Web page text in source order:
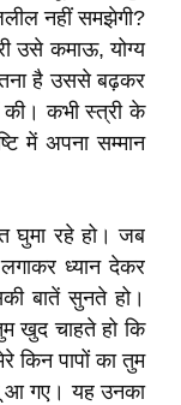
नहीं समझेगी?
उसे कमाऊ, योग्य
है उससे बढ़कर
की। कभी स्त्री के
में अपना सम्मान
घुमा रहे हो। जब
ध्यान देकर
बातें सुनते हो।
खुद चाहते हो कि
किन पापों का तुम
आ गए। यह उनका